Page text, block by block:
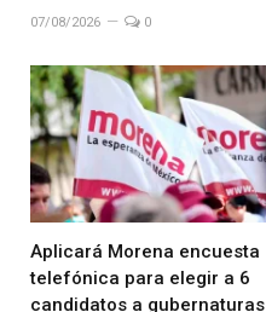
07/08/2026 0
Aplicará Morena encuesta
telefónica para elegir a 6
candidatos a gubernaturas